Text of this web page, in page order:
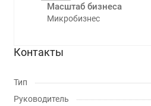
Масштаб бизнеса
Микробизнес
Контакты
Тип
Руководитель